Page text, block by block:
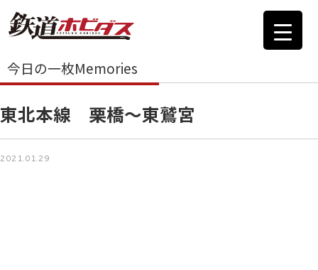
今日の一枚Memories
東北本線 栗橋～東鷲宮
2021.01.29